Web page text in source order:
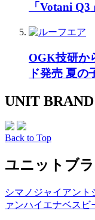
「Votani
OGK技研か
ド発売 夏の
UNIT BRAND
Back to Top
ユニットブ
シマノ ジャイアント
ァンハイエナベスビ